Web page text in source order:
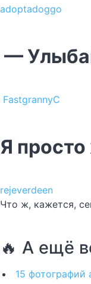
adoptadoggo
—
FastgrannyC
Я
rejeverdeen
Что ж, кажется,
🔥 А ещё
15 фотографий